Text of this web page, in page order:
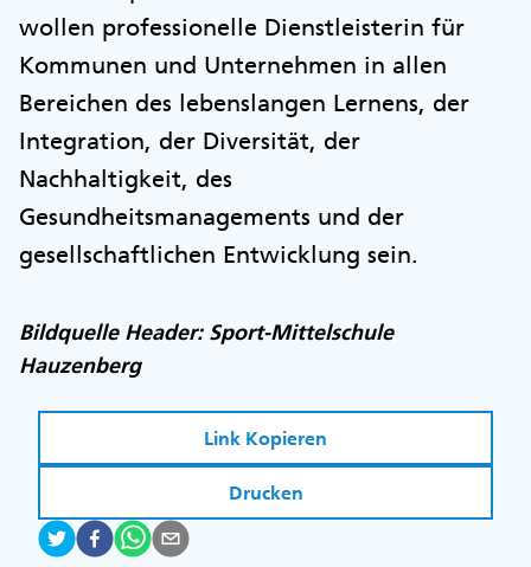
wollen professionelle Dienstleisterin für
Kommunen und Unternehmen in allen
Bereichen des lebenslangen Lernens, der
Integration, der Diversität, der
Nachhaltigkeit, des
Gesundheitsmanagements und der
gesellschaftlichen Entwicklung sein.
Bildquelle Header: Sport-Mittelschule
Hauzenberg
Link Kopieren
Drucken